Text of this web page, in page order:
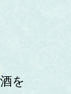
を